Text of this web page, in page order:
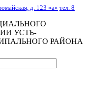
д. 123 «а» тел. 8
УСТЬ-
РАЙОНА